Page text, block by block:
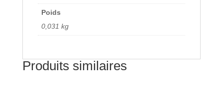
Poids
0,031 kg
Produits similaires